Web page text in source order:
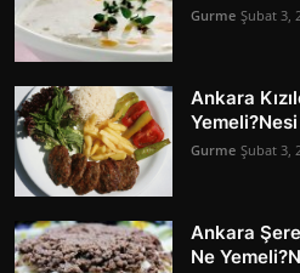
Gurme Şubat 3,
Ankara
Gurme Şubat 3,
Ankara
Ne